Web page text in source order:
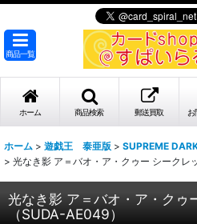
商品一覧
ホーム 商品検索 郵送買取 お
ホーム > 遊戯王 泰亜版 > SUPREME
> 光なき影 ア＝バオ・ア・クゥー シークレ
光なき影 ア＝バオ・ア・クゥ
（SUDA-AE049）